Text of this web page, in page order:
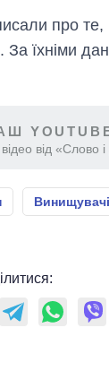
про
. За їхніми
від «Слово і